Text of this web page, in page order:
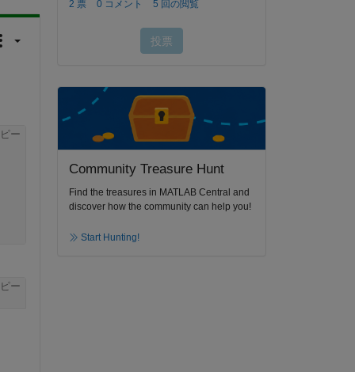
ー
ー
Community Treasure Hunt
Find the treasures in MATLAB Central and
discover how the community can help you!
Start Hunting!